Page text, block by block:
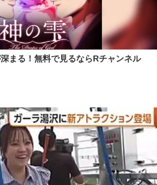
まる！無料で見るならRチャンネル